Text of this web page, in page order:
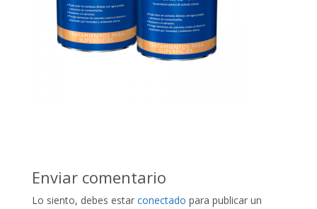
Enviar comentario
Lo siento, debes estar conectado para publicar un